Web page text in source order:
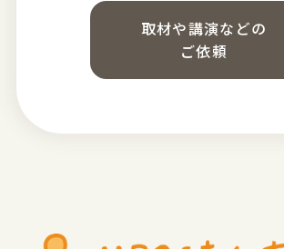
取材や講演などの
ご依頼